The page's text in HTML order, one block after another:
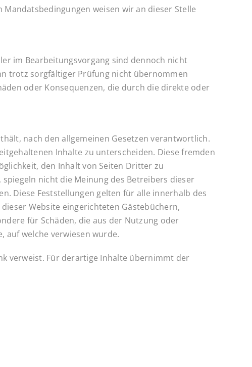
weisen wir an dieser Stelle
im Bearbeitungsvorgang sind dennoch nicht
trotz sorgfältiger Prüfung nicht übernommen
oder Konsequenzen, die durch die direkte oder
nach den allgemeinen Gesetzen verantwortlich.
Inhalte zu unterscheiden. Diese fremden
den Inhalt von Seiten Dritter zu
nicht die Meinung des Betreibers dieser
Diese Feststellungen gelten für alle innerhalb des
Website eingerichteten Gästebüchern,
für Schäden, die aus der Nutzung oder
welche verwiesen wurde.
verweist. Für derartige Inhalte übernimmt der